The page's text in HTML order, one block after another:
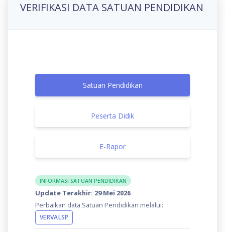
VERIFIKASI DATA SATUAN PENDIDIKAN
Satuan Pendidikan
Peserta Didik
E-Rapor
INFORMASI SATUAN PENDIDIKAN
Update Terakhir: 29 Mei 2026
Perbaikan data Satuan Pendidikan melalui:
VERVALSP